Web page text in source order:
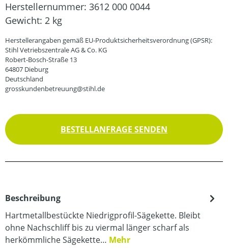
Herstellernummer: 3612 000 0044
Gewicht: 2 kg
Herstellerangaben gemäß EU-Produktsicherheitsverordnung (GPSR):
Stihl Vetriebszentrale AG & Co. KG
Robert-Bosch-Straße 13
64807 Dieburg
Deutschland
grosskundenbetreuung@stihl.de
BESTELLANFRAGE SENDEN
Beschreibung
Hartmetallbestückte Niedrigprofil-Sägekette. Bleibt
ohne Nachschliff bis zu viermal länger scharf als
herkömmliche Sägekette… Mehr